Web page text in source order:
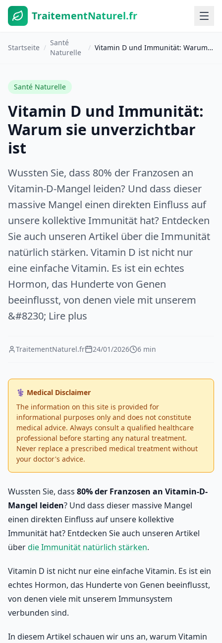
TraitementNaturel.fr
Startseite /
Santé
Naturelle
/ Vitamin D und Immunität: Warum sie unverzichtbar ist
Santé Naturelle
Vitamin D und Immunität:
Warum sie unverzichtbar
ist
Wussten Sie, dass 80% der Franzosen an
Vitamin-D-Mangel leiden? Und dass dieser
massive Mangel einen direkten Einfluss auf
unsere kollektive Immunität hat? Entdecken
Sie auch unseren Artikel über die Immunität
natürlich stärken. Vitamin D ist nicht nur
eine einfache Vitamin. Es ist ein echtes
Hormon, das Hunderte von Genen
beeinflusst, von denen viele mit unserem
&#8230; Lire plus
TraitementNaturel.fr 24/01/2026 6 min
⚕️ Medical Disclaimer
The information on this site is provided for
informational purposes only and does not constitute
medical advice. Always consult a qualified healthcare
professional before starting any natural treatment.
Never replace a prescribed medical treatment without
your doctor's advice.
Wussten Sie, dass 80% der Franzosen an Vitamin-D-
Mangel leiden? Und dass dieser massive Mangel
einen direkten Einfluss auf unsere kollektive
Immunität hat? Entdecken Sie auch unseren Artikel
überdie Immunität natürlich stärken.
Vitamin D ist nicht nur eine einfache Vitamin. Es ist ein
echtes Hormon, das Hunderte von Genen beeinflusst,
von denen viele mit unserem Immunsystem
verbunden sind.
In diesem Artikel schauen wir uns an, warum Vitamin